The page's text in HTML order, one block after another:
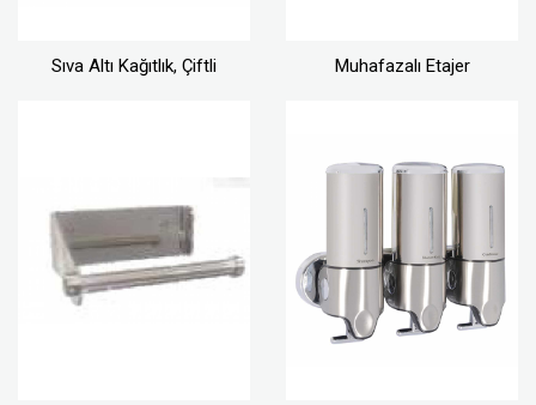
Sıva Altı Kağıtlık, Çiftli Muhafazalı Etajer